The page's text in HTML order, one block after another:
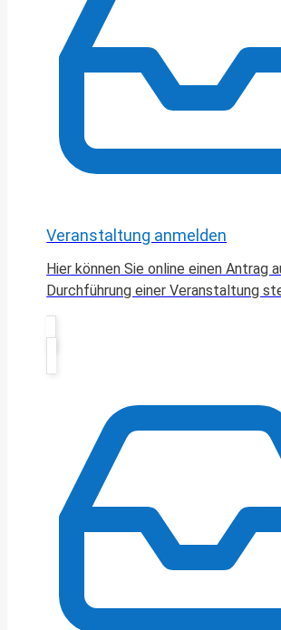
Veranstaltung anmelden
Hier können Sie online einen Antrag
Durchführung einer Veranstaltung